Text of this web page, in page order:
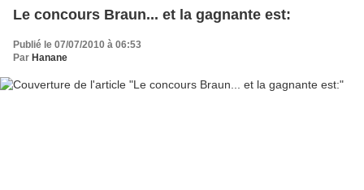
Le concours Braun... et la gagnante est:
Publié le 07/07/2010 à 06:53
Par Hanane